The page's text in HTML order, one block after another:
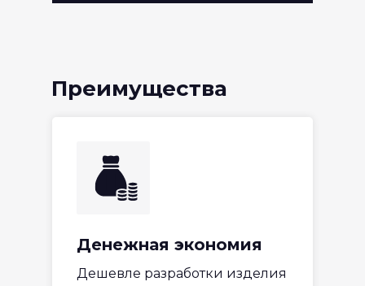
Преимущества
Денежная экономия
Дешевле разработки изделия